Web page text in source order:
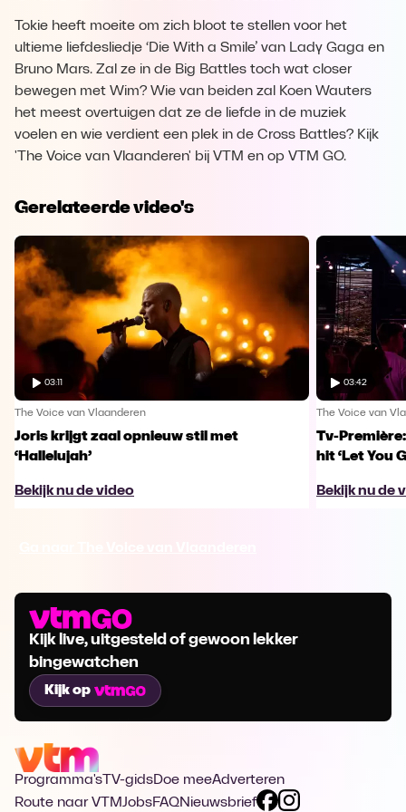
Tokie heeft moeite om zich bloot te stellen voor het
ultieme liefdesliedje ‘Die With a Smile’ van Lady Gaga en
Bruno Mars. Zal ze in de Big Battles toch wat closer
bewegen met Wim? Wie van beiden zal Koen Wauters
het meest overtuigen dat ze de liefde in de muziek
voelen en wie verdient een plek in de Cross Battles? Kijk
'The Voice van Vlaanderen' bij VTM en op VTM GO.
Gerelateerde video's
03:11
The Voice van Vlaanderen
Joris krijgt zaal opnieuw stil met
‘Hallelujah’
Bekijk nu de video
03:42
The Voice van
Tv-
hit ‘Let You
Bekijk nu de
Kijk live, uitgesteld of gewoon lekker
bingewatchen
Kijk op
Programma's TV-gidsDoe meeAdverteren
Route naar VTMJobsFAQNieuwsbrief